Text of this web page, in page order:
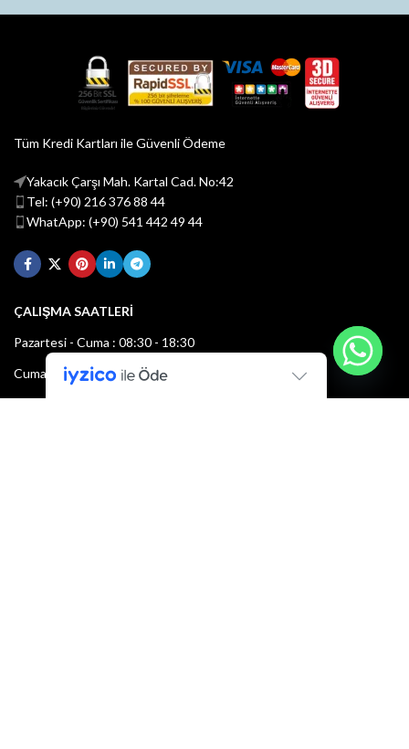
Tüm Kredi Kartları ile Güvenli Ödeme
Yakacık Çarşı Mah. Kartal Cad. No:42
Tel: (+90) 216 376 88 44
WhatApp: (+90) 541 442 49 44
ÇALIŞMA SAATLERİ
Pazartesi - Cuma : 08:30 - 18:30
Cumartesi : 08:30 - 13:00